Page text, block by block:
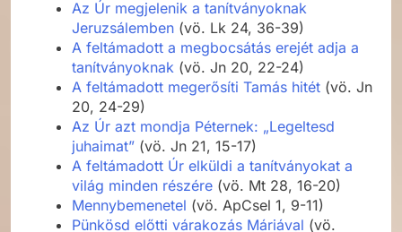
Az Úr megjelenik a tanítványoknak
Jeruzsálemben (vö. Lk 24, 36-39)
A feltámadott a megbocsátás erejét adja a
tanítványoknak (vö. Jn 20, 22-24)
A feltámadott megerősíti Tamás hitét (vö. Jn
20, 24-29)
Az Úr azt mondja Péternek: „Legeltesd
juhaimat” (vö. Jn 21, 15-17)
A feltámadott Úr elküldi a tanítványokat a
világ minden részére (vö. Mt 28, 16-20)
Mennybemenetel (vö. ApCsel 1, 9-11)
Pünkösd előtti várakozás Máriával (vö.